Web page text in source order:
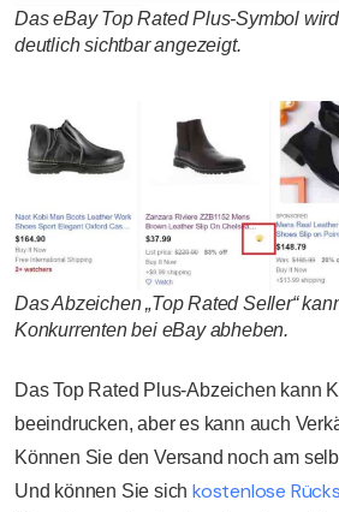
Das eBay Top Rated Plus-Symbol
deutlich sichtbar angezeigt.
Das Abzeichen „Top Rated Seller“
Konkurrenten bei eBay abheben.
Das Top Rated Plus-Abzeichen kann
beeindrucken, aber es kann auch
Können Sie den Versand noch am
Und können Sie sichkostenlose